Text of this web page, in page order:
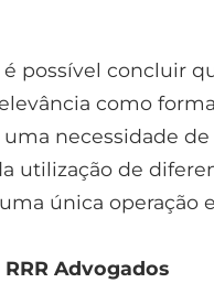
possível concluir
como
necessidade
utilização de
única operação
Advogados